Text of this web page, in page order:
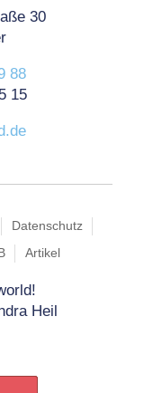
30
88
15
Datenschutz
Artikel
Heil